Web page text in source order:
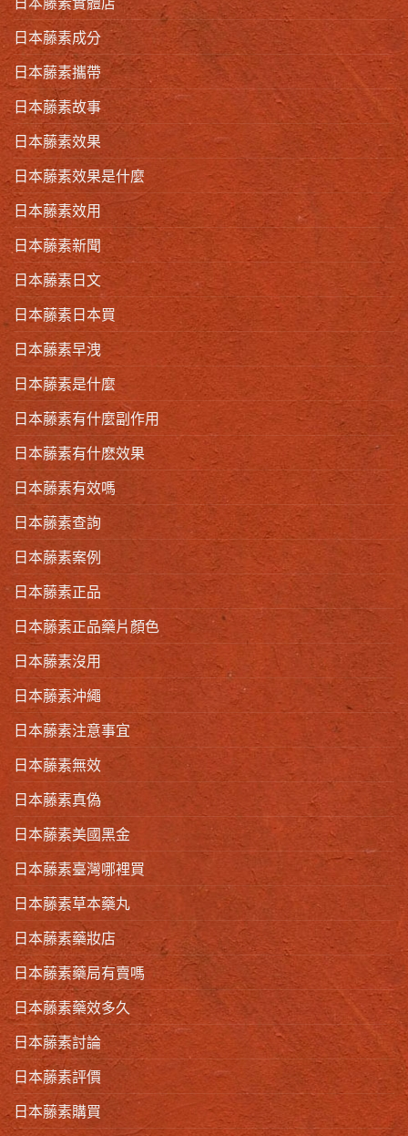
日本藤素成分
日本藤素攜帶
日本藤素故事
日本藤素效果
日本藤素效果是什麼
日本藤素效用
日本藤素新聞
日本藤素日文
日本藤素日本買
日本藤素早洩
日本藤素是什麼
日本藤素有什麼副作用
日本藤素有什麽效果
日本藤素有效嗎
日本藤素查詢
日本藤素案例
日本藤素正品
日本藤素正品藥片顏色
日本藤素沒用
日本藤素沖繩
日本藤素注意事宜
日本藤素無效
日本藤素真偽
日本藤素美國黑金
日本藤素臺灣哪裡買
日本藤素草本藥丸
日本藤素藥妝店
日本藤素藥局有賣嗎
日本藤素藥效多久
日本藤素討論
日本藤素評價
日本藤素購買